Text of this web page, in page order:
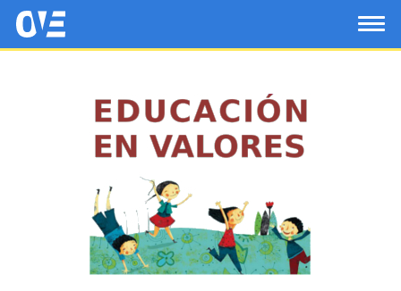
Saltar al contenido principal
OtrasVocesenEducacion.org